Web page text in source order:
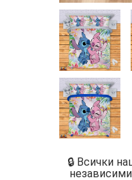
🔒 Всички